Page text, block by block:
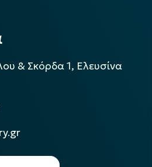
& Σκόρδα 1, Ελευσίνα